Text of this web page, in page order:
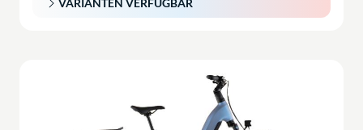
VARIANTEN VERFÜGBAR